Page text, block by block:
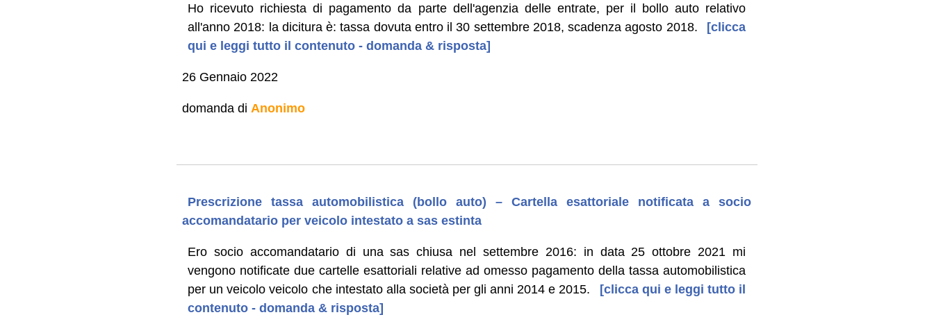
Ho ricevuto richiesta di pagamento da parte dell'agenzia delle entrate, per il bollo auto relativo
all'anno 2018: la dicitura è: tassa dovuta entro il 30 settembre 2018, scadenza agosto 2018.
[clicca
qui e leggi tutto il contenuto - domanda & risposta]
26 Gennaio 2022
domanda di Anonimo
Prescrizione tassa automobilistica (bollo auto) – Cartella esattoriale notificata a socio
accomandatario per veicolo intestato a sas estinta
Ero socio accomandatario di una sas chiusa nel settembre 2016: in data 25 ottobre 2021 mi
vengono notificate due cartelle esattoriali relative ad omesso pagamento della tassa automobilistica
per un veicolo veicolo che intestato alla società per gli anni 2014 e 2015.
[clicca qui e leggi tutto il
contenuto - domanda & risposta]